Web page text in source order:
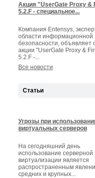
Акция "UserGate Proxy &
5.2.F - специальное...
Компания Entensys,
области информационной
безопасности, объявляет
акции "UserGate Proxy &
5.2.F -...
Все новости
Статьи
Угрозы при
виртуальных серверов
На сегодняшний день
использование серверной
виртуализации является
распространенным
средних и крупных...